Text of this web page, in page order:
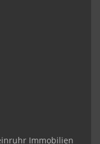
Immobilien